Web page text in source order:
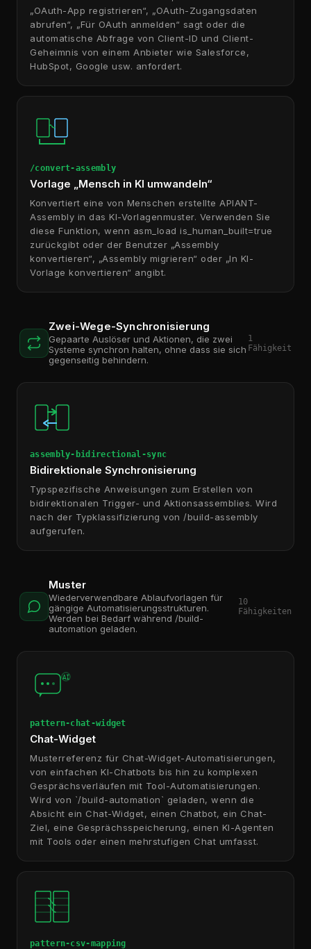
„OAuth-App registrieren“, „OAuth-Zugangsdaten
abrufen“, „Für OAuth anmelden“ sagt oder die
automatische Abfrage von Client-ID und Client-
Geheimnis von einem Anbieter wie Salesforce,
HubSpot, Google usw. anfordert.
/convert-assembly
Vorlage „Mensch in KI umwandeln“
Konvertiert eine von Menschen erstellte APIANT-
Assembly in das KI-Vorlagenmuster. Verwenden Sie
diese Funktion, wenn asm_load is_human_built=true
zurückgibt oder der Benutzer „Assembly
konvertieren“, „Assembly migrieren“ oder „In KI-
Vorlage konvertieren“ angibt.
Zwei-Wege-Synchronisierung
Gepaarte Auslöser und Aktionen, die zwei
Systeme synchron halten, ohne dass sie sich
gegenseitig behindern.
1
Fähigkeit
assembly-bidirectional-sync
Bidirektionale Synchronisierung
Typspezifische Anweisungen zum Erstellen von
bidirektionalen Trigger- und Aktionsassemblies. Wird
nach der Typklassifizierung von /build-assembly
aufgerufen.
Muster
Wiederverwendbare Ablaufvorlagen für
gängige Automatisierungsstrukturen.
Werden bei Bedarf während /build-
automation geladen.
10
Fähigkeiten
AI
pattern-chat-widget
Chat-Widget
Musterreferenz für Chat-Widget-Automatisierungen,
von einfachen KI-Chatbots bis hin zu komplexen
Gesprächsverläufen mit Tool-Automatisierungen.
Wird von `/build-automation` geladen, wenn die
Absicht ein Chat-Widget, einen Chatbot, ein Chat-
Ziel, eine Gesprächsspeicherung, einen KI-Agenten
mit Tools oder einen mehrstufigen Chat umfasst.
pattern-csv-mapping